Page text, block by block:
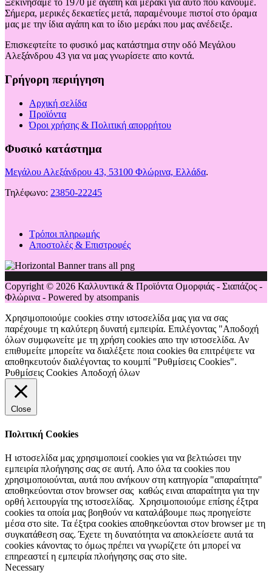
Ξεκινήσαμε το 1970 με αγάπη και μεράκι για αυτό που κάνουμε.
Σήμερα, μερικές δεκαετίες μετά, παραμένουμε πιστοί στο όραμα
μας με την ίδια αγάπη και το ίδιο μεράκι που μας ανέδειξε.
Επισκεφτείτε το φυσικό μας κατάστημα στην οδό Μεγάλου
Αλεξάνδρου 43 για να μας γνωρίσετε απο κοντά.
Γρήγορη περιήγηση
Αρχική σελίδα
Προϊόντα
Όροι χρήσης & Πολιτική απορρήτου
Φυσικό κατάστημα
Μεγάλου Αλεξάνδρου 43, 53100 Φλώρινα, Ελλάδα.
Τηλέφωνο: 23850-22245
Τρόποι πληρωμής
Αποστολές & Επιστροφές
Copyright © 2026 Καλλυντικά & Προϊόντα Ομορφιάς - Σιαπάζος -
Φλώρινα - Powered by atsompanis
Χρησιμοποιούμε cookies στην ιστοσελίδα μας για να σας
παρέχουμε τη καλύτερη δυνατή εμπειρία. Επιλέγοντας "Αποδοχή
όλων συμφωνείτε με τη χρήση cookies απο την ιστοσελίδα. Αν
επιθυμείτε μπορείτε να διαλέξετε ποια cookies θα επιτρέψετε να
αποθηκευτούν διαλέγοντας το κουμπί "Ρυθμίσεις Cookies".
Ρυθμίσεις Cookies Αποδοχή όλων
Close
Πολιτική Cookies
Η ιστοσελίδα μας χρησιμοποιεί cookies για να βελτιώσει την
εμπειρία πλοήγησης σας σε αυτή. Απο όλα τα cookies που
χρησιμοποιούνται, αυτά που ανήκουν στη κατηγορία "απαραίτητα"
αποθηκεύονται στον browser σας καθώς ειναι απαραίτητα για την
ορθή λειτουργία της ιστοσελίδας. Χρησιμοποιούμε επίσης έξτρα
cookies τα οποία μας βοηθούν να καταλάβουμε πως προηγείστε
μέσα στο site. Τα έξτρα cookies αποθηκεύονται στον browser με τη
συγκατάθεση σας. Έχετε τη δυνατότητα να αποκλείσετε αυτά τα
cookies κάνοντας το όμως πρέπει να γνωρίζετε ότι μπορεί να
επηρεαστεί η εμπειρία πλοήγησης σας στο site.
Necessary